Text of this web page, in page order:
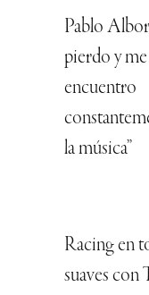
Pablo
pierdo y me
encuentro
la música”
Racing en
suaves con